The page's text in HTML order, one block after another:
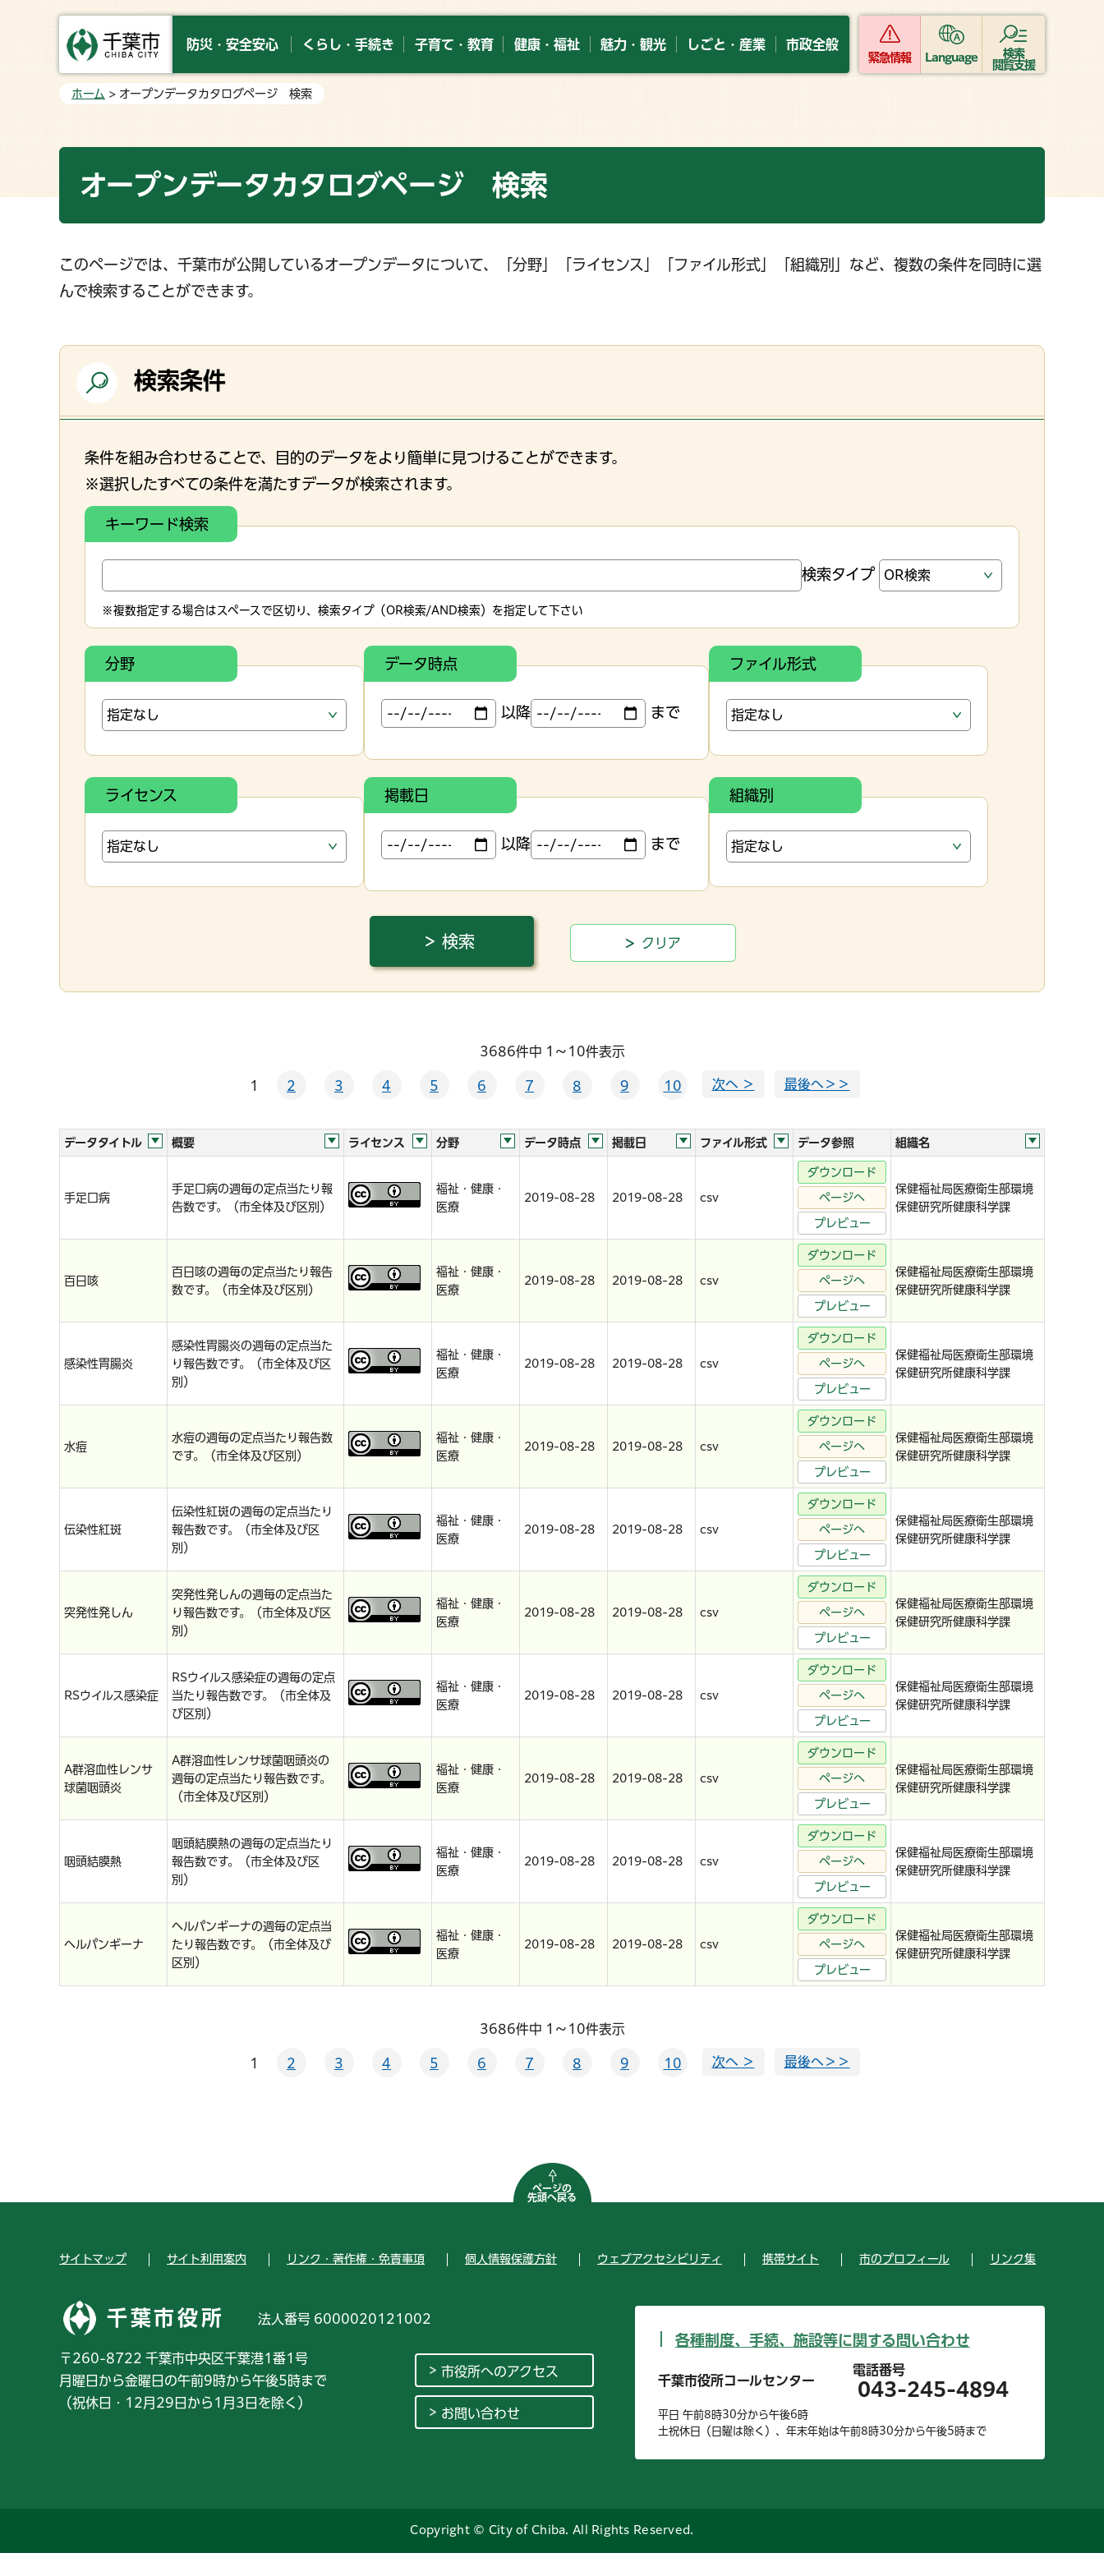
防災・安全安心 くらし・手続き 子育て・教育 健康・福祉 魅力・観光 しごと・産業 市政全般
緊急情報 Language
検索
閲覧支援
ホーム > オープンデータカタログページ 検索
オープンデータカタログページ 検索
このページでは、千葉市が公開しているオープンデータについて、「分野」「ライセンス」「ファイル形式」「組織別」など、複数の条件を同時に選
んで検索することができます。
検索条件
条件を組み合わせることで、目的のデータをより簡単に見つけることができます。
※選択したすべての条件を満たすデータが検索されます。
キーワード検索
検索タイプ
※複数指定する場合はスペースで区切り、検索タイプ（OR検索/AND検索）を指定して下さい
分野 データ時点
以降 まで
ファイル形式
ライセンス 掲載日
以降 まで
組織別
3686件中 1～10件表示
1 2 3 4 5 6 7 8 9 10 次へ ＞ 最後へ＞＞
データタイトル 概要 ライセンス 分野 データ時点 掲載日 ファイル形式 データ参照 組織名
手足口病
手足口病の週毎の定点当たり報
告数です。（市全体及び区別）
福祉・健康・
医療
2019-08-28 2019-08-28 csv
ダウンロード
ページへ
プレビュー
保健福祉局医療衛生部環境
保健研究所健康科学課
百日咳
百日咳の週毎の定点当たり報告
数です。（市全体及び区別）
福祉・健康・
医療
2019-08-28 2019-08-28 csv
ダウンロード
ページへ
プレビュー
保健福祉局医療衛生部環境
保健研究所健康科学課
感染性胃腸炎
感染性胃腸炎の週毎の定点当た
り報告数です。（市全体及び区
別）
福祉・健康・
医療
2019-08-28 2019-08-28 csv
ダウンロード
ページへ
プレビュー
保健福祉局医療衛生部環境
保健研究所健康科学課
水痘
水痘の週毎の定点当たり報告数
です。（市全体及び区別）
福祉・健康・
医療
2019-08-28 2019-08-28 csv
ダウンロード
ページへ
プレビュー
保健福祉局医療衛生部環境
保健研究所健康科学課
伝染性紅斑
伝染性紅斑の週毎の定点当たり
報告数です。（市全体及び区
別）
福祉・健康・
医療
2019-08-28 2019-08-28 csv
ダウンロード
ページへ
プレビュー
保健福祉局医療衛生部環境
保健研究所健康科学課
突発性発しん
突発性発しんの週毎の定点当た
り報告数です。（市全体及び区
別）
福祉・健康・
医療
2019-08-28 2019-08-28 csv
ダウンロード
ページへ
プレビュー
保健福祉局医療衛生部環境
保健研究所健康科学課
RSウイルス感染症
RSウイルス感染症の週毎の定点
当たり報告数です。（市全体及
び区別）
福祉・健康・
医療
2019-08-28 2019-08-28 csv
ダウンロード
ページへ
プレビュー
保健福祉局医療衛生部環境
保健研究所健康科学課
A群溶血性レンサ
球菌咽頭炎
A群溶血性レンサ球菌咽頭炎の
週毎の定点当たり報告数です。
（市全体及び区別）
福祉・健康・
医療
2019-08-28 2019-08-28 csv
ダウンロード
ページへ
プレビュー
保健福祉局医療衛生部環境
保健研究所健康科学課
咽頭結膜熱
咽頭結膜熱の週毎の定点当たり
報告数です。（市全体及び区
別）
福祉・健康・
医療
2019-08-28 2019-08-28 csv
ダウンロード
ページへ
プレビュー
保健福祉局医療衛生部環境
保健研究所健康科学課
ヘルパンギーナ
ヘルパンギーナの週毎の定点当
たり報告数です。（市全体及び
区別）
福祉・健康・
医療
2019-08-28 2019-08-28 csv
ダウンロード
ページへ
プレビュー
保健福祉局医療衛生部環境
保健研究所健康科学課
3686件中 1～10件表示
1 2 3 4 5 6 7 8 9 10 次へ ＞ 最後へ＞＞
ページの
先頭へ戻る
サイトマップ サイト利用案内 リンク・著作権・免責事項 個人情報保護方針 ウェブアクセシビリティ 携帯サイト 市のプロフィール リンク集
千葉市役所 法人番号 6000020121002
〒260-8722 千葉市中央区千葉港1番1号
月曜日から金曜日の午前9時から午後5時まで
（祝休日・12月29日から1月3日を除く）
市役所へのアクセス
お問い合わせ
各種制度、手続、施設等に関する問い合わせ
千葉市役所コールセンター
電話番号
043-245-4894
平日 午前8時30分から午後6時
土祝休日（日曜は除く）、年末年始は午前8時30分から午後5時まで
Copyright © City of Chiba. All Rights Reserved.